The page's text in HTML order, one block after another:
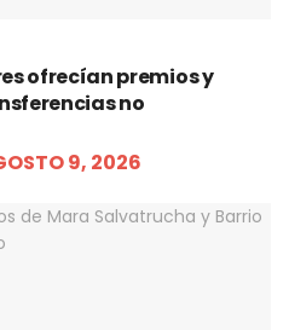
ofrecían premios y
no
9, 2026